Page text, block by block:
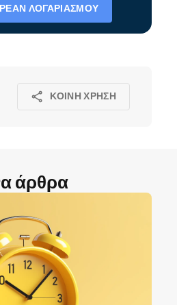
ΛΟΓΑΡΙΑΣΜΟΎ
ΚΟΙΝΉ ΧΡΉΣΗ
άρθρα